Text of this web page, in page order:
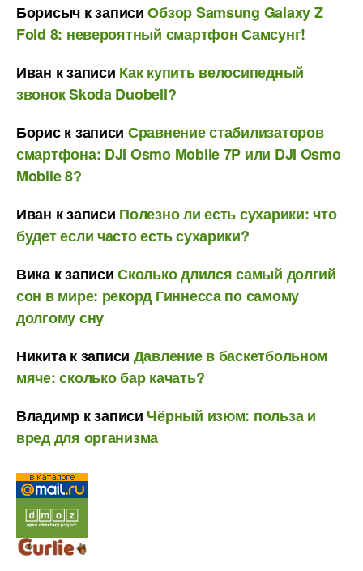
Борисыч к записиОбзор Samsung Galaxy Z
Fold 8: невероятный смартфон Самсунг!
Иван к записи Как купить велосипедный
звонок Skoda Duobell?
Бориск записи Сравнение стабилизаторов
смартфона: DJI Osmo Mobile 7P или DJI Osmo
Mobile 8?
Иван к записи Полезно ли есть сухарики: что
будет если часто есть сухарики?
Викак записиСколько длился самый долгий
сон в мире: рекорд Гиннесса по самому
долгому сну
Никитак записи Давление в баскетбольном
мяче: сколько бар качать?
Владимр к записи Чёрный изюм: польза и
вред для организма